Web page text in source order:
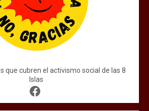
que cubren el activismo social de las 8
Islas